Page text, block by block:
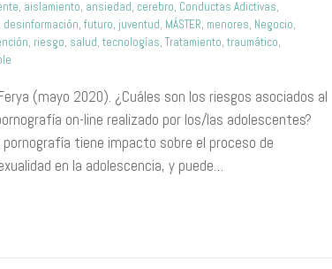
, aislamiento, ansiedad, cerebro, Conductas Adictivas,
desinformación,futuro, juventud, MÁSTER, menores, Negocio,
, riesgo, salud,tecnologías,Tratamiento,traumático,
(mayo 2020). ¿Cuáles son los riesgos asociados al
on-line realizado por los/las adolescentes?
tiene impacto sobre el proceso de
en la adolescencia, y puede…